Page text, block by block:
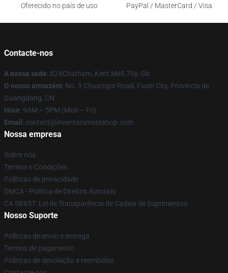
Oferecido no país de uso
PayPal / MasterCard / Visa
Contacte-nos
A nossa sede: 824Chatham, Kent Me5 7Sy, Gb
O nosso armazém: No. 5 Chuangye Road, Fuxin City, Província de
Guangdong, CN
Hour: 9AM – 5PM (Mon – Fri)
Email : contact@inventanimateshop.com
Nossa empresa
Sobre nós
Termos e Condições
Políticas de privacidade
DMCA - Política de Direitos Autorais
CA SB657: Lei de Transparência de Cadeia de Suprimentos
Nosso Suporte
Políticas de envio e entrega
Termos de pagamento
Políticas de devolução e reembolso